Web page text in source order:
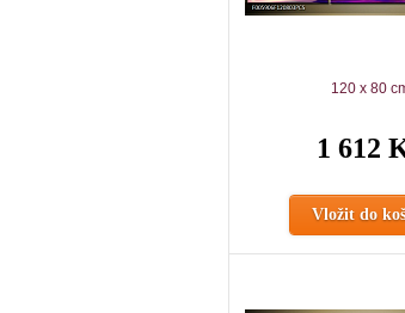
120 x 80
1 612
Vložit do